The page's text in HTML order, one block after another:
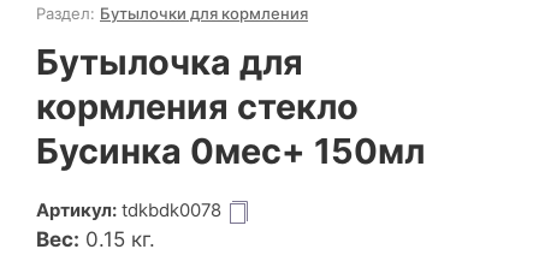
Раздел: Бутылочки для кормления
Бутылочка для
кормления стекло
Бусинка 0мес+ 150мл
Артикул: tdkbdk0078
Вес: 0.15 кг.